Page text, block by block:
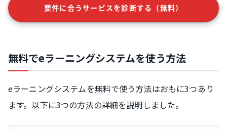
要件に合うサービスを診断する（無料）
無料でeラーニングシステムを使う方法
eラーニングシステムを無料で使う方法はおもに3つあり
ます。以下に3つの方法の詳細を説明しました。